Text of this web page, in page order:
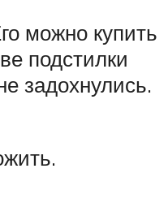
можно купить
подстилки
задохнулись.